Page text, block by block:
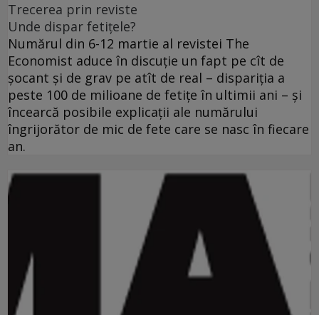
Trecerea prin reviste
Unde dispar fetiţele?
Numărul din 6-12 martie al revistei The
Economist aduce în discuţie un fapt pe cît de
şocant şi de grav pe atît de real – dispariţia a
peste 100 de milioane de fetiţe în ultimii ani – şi
încearcă posibile explicaţii ale numărului
îngrijorător de mic de fete care se nasc în fiecare
an.